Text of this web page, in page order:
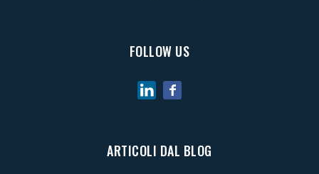
FOLLOW US
ARTICOLI DAL BLOG